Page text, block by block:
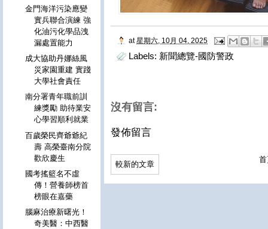
at 星期六, 10月 04, 2025
Labels: 新聞總覽-國防警政
沒有留言:
發佈留言
較新的文章
金門海洋污染應變
實兵聯合演練 強
化油污化學品洩
漏處置能力
成大協助丹娜絲風
災家園重建 實踐
大學社會責任
南分署青年職前訓
練獎勵 助待業安
心學習順利就業
百歲榮民齊爺爺紀
壽 高榮臺南分院
歡欣慶生
國考搖籃名不虛
傳！營養師榜首
榜眼在嘉藥
腦麻治療新曙光！
奇美醫：中西醫